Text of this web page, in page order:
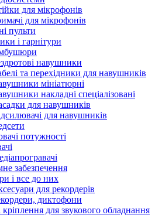
для мікрофонів
для мікрофонів
пульти
і гарнітури
навушники
та перехідники для навушників
мініатюрні
накладні спеціалізовані
для навушників
для навушників
потужності
забезпечення
і все до них
для рекордерів
диктофони
кріплення для звукового обладнання